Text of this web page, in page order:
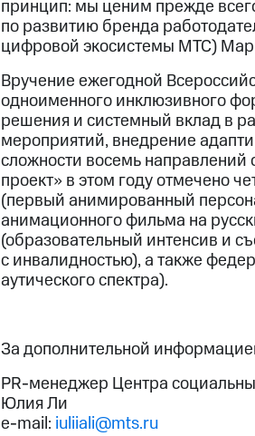
принцип: мы ценим прежде
по развитию бренда
цифровой экосистемы МТС)
Вручение ежегодной
одноименного инклюзивного
решения и системный вклад в
мероприятий, внедрение
сложности восемь
проект» в этом году отмечено
(первый анимированный
анимационного фильма на
(образовательный интенсив и
с инвалидностью), а также
аутического спектра).
За дополнительной
PR-менеджер Центра
Юлия Ли
e-mail: iuliiali@mts.ru